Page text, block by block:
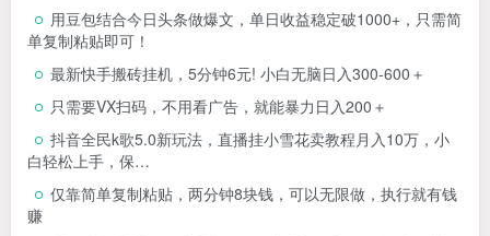
用豆包结合今日头条做爆文，单日收益稳定破1000+，只需简
单复制粘贴即可！
最新快手搬砖挂机，5分钟6元! 小白无脑日入300-600＋
只需要VX扫码，不用看广告，就能暴力日入200＋
抖音全民k歌5.0新玩法，直播挂小雪花卖教程月入10万，小
白轻松上手，保…
仅靠简单复制粘贴，两分钟8块钱，可以无限做，执行就有钱
赚